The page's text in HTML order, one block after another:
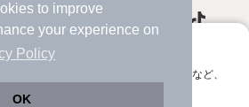
to improve
your experience on
Policy
OK
て、サクサクお部屋探し
使える。マップ検索やお気に入り保存など、
Lifestyle Co., Ltd.